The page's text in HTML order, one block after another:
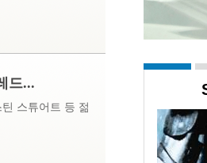
드...
스튜어트 등 젊